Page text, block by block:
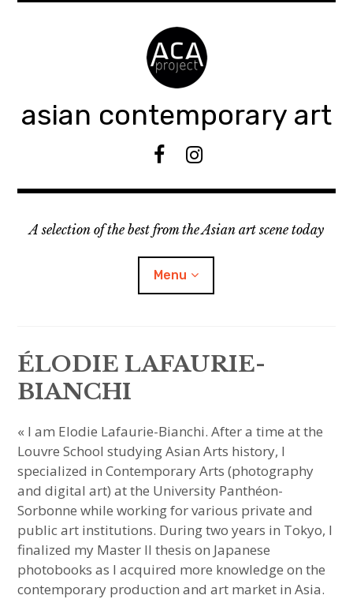
asian contemporary art
F
I
s
a
g
a
A selection of the best from the Asian art scene today
Menu
HAVE YOU MET
ABOUT US sous-
menu
JOIN & SUPPORT
NEWSLETTER
ÉLODIE LAFAURIE-
BIANCHI
« I am Elodie Lafaurie-Bianchi. After a time at the
Louvre School studying Asian Arts history, I
specialized in Contemporary Arts (photography
and digital art) at the University Panthéon-
Sorbonne while working for various private and
public art institutions. During two years in Tokyo, I
finalized my Master II thesis on Japanese
photobooks as I acquired more knowledge on the
contemporary production and art market in Asia.